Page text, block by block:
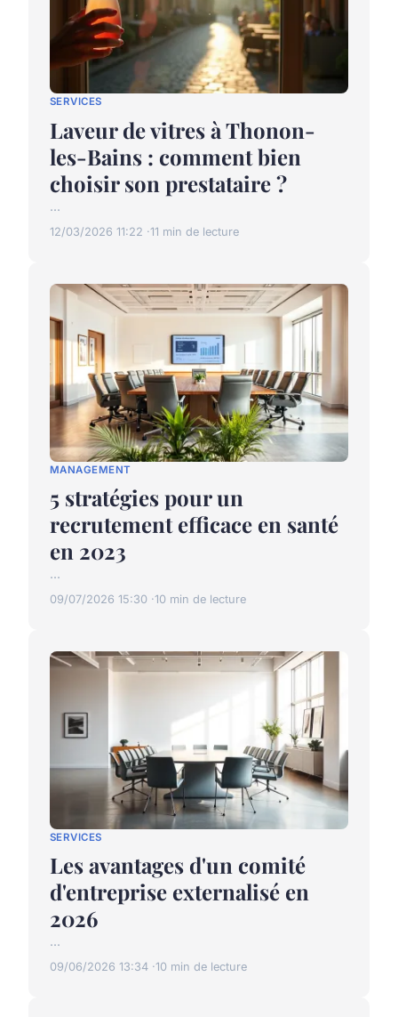
SERVICES
Laveur de vitres à Thonon-
les-Bains : comment bien
choisir son prestataire ?
...
12/03/2026 11:22 11 min de lecture
MANAGEMENT
5 stratégies pour un
recrutement efficace en santé
en 2023
...
09/07/2026 15:30 10 min de lecture
SERVICES
Les avantages d'un comité
d'entreprise externalisé en
2026
...
09/06/2026 13:34 10 min de lecture